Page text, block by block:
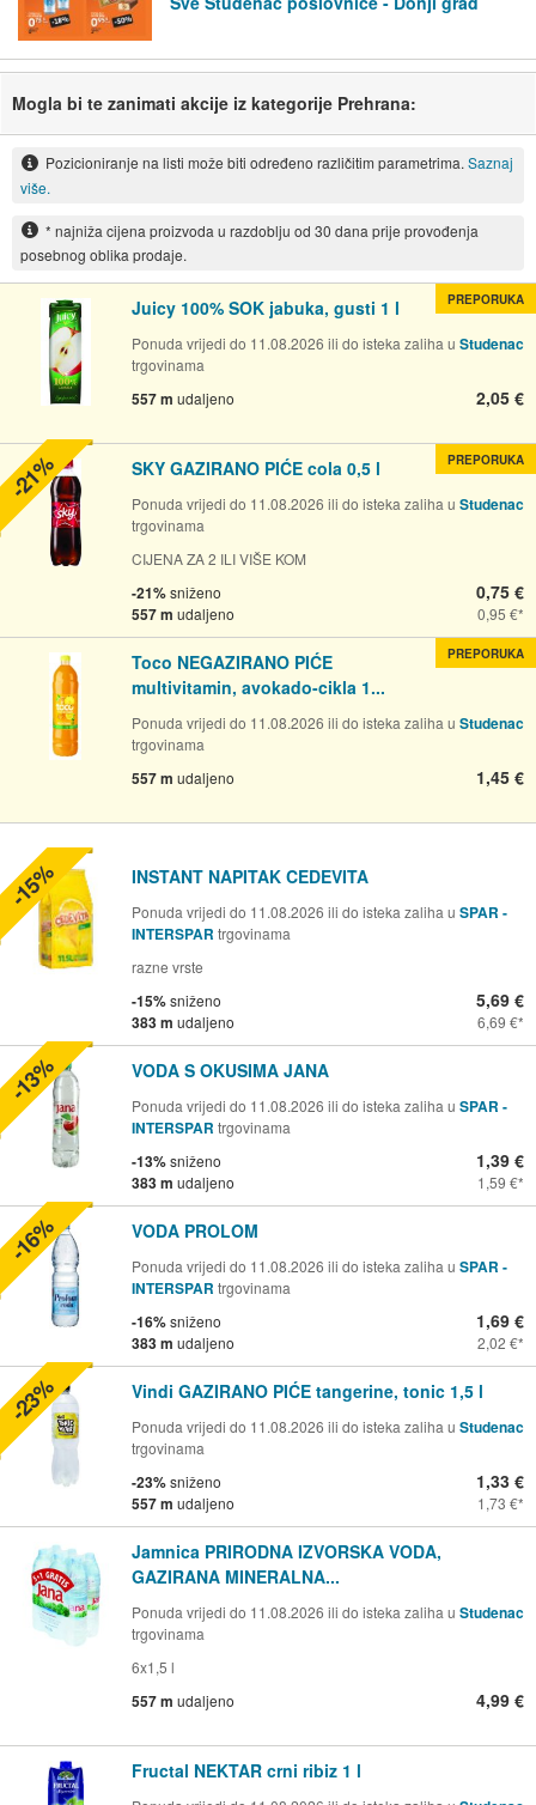
Mogla bi te zanimati akcije iz kategorije Prehrana:
Pozicioniranje na listi može biti određeno različitim parametrima. Saznaj
više.
* najniža cijena proizvoda u razdoblju od 30 dana prije provođenja
posebnog oblika prodaje.
Juicy 100% SOK jabuka, gusti 1 l
Ponuda vrijedi do 11.08.2026 ili do isteka zaliha u Studenac
trgovinama
557 m udaljeno 2,05 €
PREPORUKA
SKY GAZIRANO PIĆE cola 0,5 l
Ponuda vrijedi do 11.08.2026 ili do isteka zaliha u Studenac
trgovinama
CIJENA ZA 2 ILI VIŠE KOM
-21%sniženo
557 m udaljeno
0,75 €
0,95 €
PREPORUKA
-21%
Toco NEGAZIRANO PIĆE
multivitamin, avokado-cikla 1...
Ponuda vrijedi do 11.08.2026 ili do isteka zaliha u Studenac
trgovinama
557 m udaljeno 1,45 €
PREPORUKA
INSTANT NAPITAK CEDEVITA
Ponuda vrijedi do 11.08.2026 ili do isteka zaliha u SPAR -
INTERSPAR trgovinama
razne vrste
-15%sniženo
383 m udaljeno
5,69 €
6,69 €
-15%
VODA S OKUSIMA JANA
Ponuda vrijedi do 11.08.2026 ili do isteka zaliha u SPAR -
INTERSPAR trgovinama
-13%sniženo
383 m udaljeno
1,39 €
1,59 €
-13%
VODA PROLOM
Ponuda vrijedi do 11.08.2026 ili do isteka zaliha u SPAR -
INTERSPAR trgovinama
-16%sniženo
383 m udaljeno
1,69 €
2,02 €
-16%
Vindi GAZIRANO PIĆE tangerine, tonic 1,5 l
Ponuda vrijedi do 11.08.2026 ili do isteka zaliha u Studenac
trgovinama
-23%sniženo
557 m udaljeno
1,33 €
1,73 €
-23%
Jamnica PRIRODNA IZVORSKA VODA,
GAZIRANA MINERALNA...
Ponuda vrijedi do 11.08.2026 ili do isteka zaliha u Studenac
trgovinama
6x1,5 l
557 m udaljeno 4,99 €
Fructal NEKTAR crni ribiz 1 l